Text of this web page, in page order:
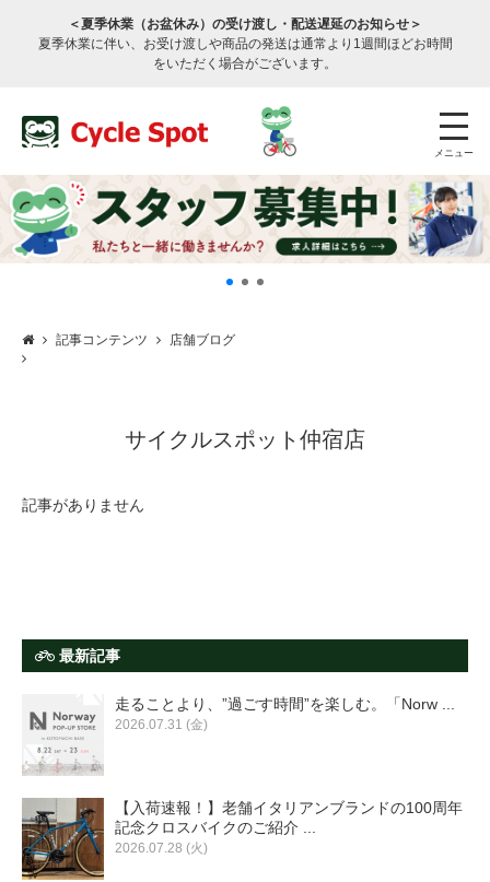
＜夏季休業（お盆休み）の受け渡し・配送遅延のお知らせ＞
夏季休業に伴い、お受け渡しや商品の発送は通常より1週間ほどお時間
をいただく場合がございます。
メニュー
サービスのご案内
サービス全般
盗難保証
SpotMateログイン
オリジナル自転車
PB全車種カタログ
記事コンテンツ 店舗ブログ
サイクルスポット仲宿店
記事がありません
最新記事
走ることより、”過ごす時間”を楽しむ。「Norw ...
2026.07.31 (金)
【入荷速報！】老舗イタリアンブランドの100周年
記念クロスバイクのご紹介 ...
2026.07.28 (火)